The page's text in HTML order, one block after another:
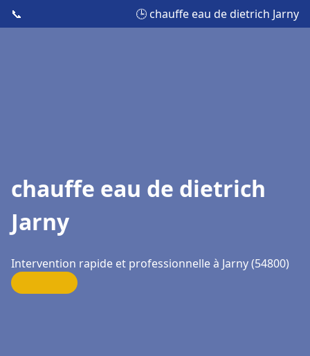
📞 🕒 chauffe eau de dietrich Jarny
chauffe eau de dietrich
Jarny
Intervention rapide et professionnelle à Jarny (54800)